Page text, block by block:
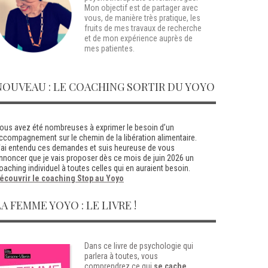
Mon objectif est de partager avec
vous, de manière très pratique, les
fruits de mes travaux de recherche
et de mon expérience auprès de
mes patientes.
: LE COACHING SORTIR DU YOYO
avez été nombreuses à exprimer le besoin d’un
sur le chemin de la libération alimentaire.
entendu ces demandes et suis heureuse de vous
que je vais proposer dès ce mois de juin 2026 un
individuel à toutes celles qui en auraient besoin.
le coaching Stop au Yoyo
FEMME YOYO : LE LIVRE !
Dans ce livre de psychologie qui
parlera à toutes, vous
comprendrez ce qui se cache